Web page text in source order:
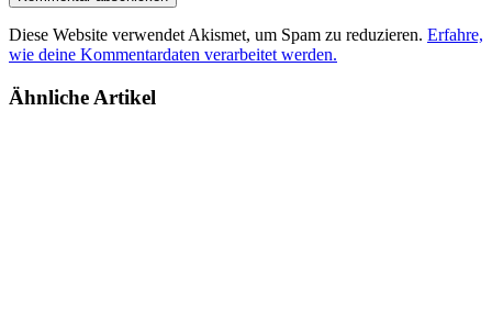
Diese Website verwendet Akismet, um Spam zu reduzieren. Erfahre,
wie deine Kommentardaten verarbeitet werden.
Ähnliche Artikel